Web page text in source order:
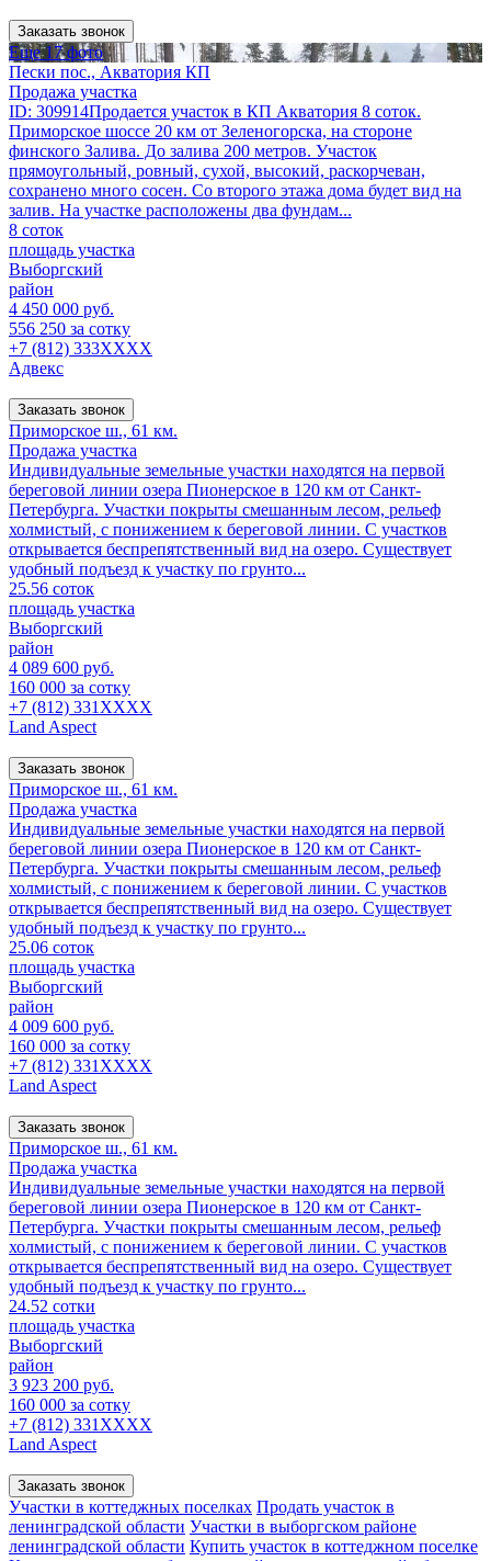
Заказать звонок
Еще 17 фото
Пески пос., Акватория КП
Продажа участка
ID: 309914Продается участок в КП Акватория 8 соток.
Приморское шоссе 20 км от Зеленогорска, на стороне
финского Залива. До залива 200 метров. Участок
прямоугольный, ровный, сухой, высокий, раскорчеван,
сохранено много сосен. Со второго этажа дома будет вид на
залив. На участке расположены два фундам...
8 соток
площадь участка
Выборгский
район
4 450 000 руб.
556 250 за сотку
+7 (812) 333XXXX
Адвекс
Заказать звонок
Приморское ш., 61 км.
Продажа участка
Индивидуальные земельные участки находятся на первой
береговой линии озера Пионерское в 120 км от Санкт-
Петербурга. Участки покрыты смешанным лесом, рельеф
холмистый, с понижением к береговой линии. С участков
открывается беспрепятственный вид на озеро. Существует
удобный подъезд к участку по грунто...
25.56 соток
площадь участка
Выборгский
район
4 089 600 руб.
160 000 за сотку
+7 (812) 331XXXX
Land Aspect
Заказать звонок
Приморское ш., 61 км.
Продажа участка
Индивидуальные земельные участки находятся на первой
береговой линии озера Пионерское в 120 км от Санкт-
Петербурга. Участки покрыты смешанным лесом, рельеф
холмистый, с понижением к береговой линии. С участков
открывается беспрепятственный вид на озеро. Существует
удобный подъезд к участку по грунто...
25.06 соток
площадь участка
Выборгский
район
4 009 600 руб.
160 000 за сотку
+7 (812) 331XXXX
Land Aspect
Заказать звонок
Приморское ш., 61 км.
Продажа участка
Индивидуальные земельные участки находятся на первой
береговой линии озера Пионерское в 120 км от Санкт-
Петербурга. Участки покрыты смешанным лесом, рельеф
холмистый, с понижением к береговой линии. С участков
открывается беспрепятственный вид на озеро. Существует
удобный подъезд к участку по грунто...
24.52 сотки
площадь участка
Выборгский
район
3 923 200 руб.
160 000 за сотку
+7 (812) 331XXXX
Land Aspect
Заказать звонок
Участки в коттеджных поселках Продать участок в
ленинградской области Участки в выборгском районе
ленинградской области Купить участок в коттеджном поселке